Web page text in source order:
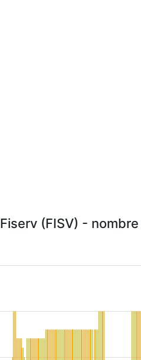
Fiserv (FISV) -